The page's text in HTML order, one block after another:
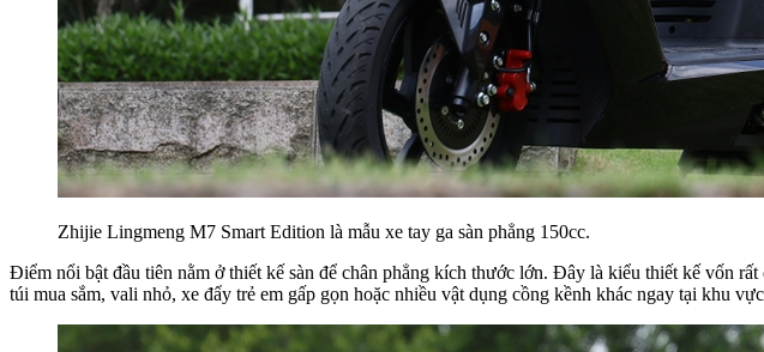
Zhijie Lingmeng M7 Smart Edition là mẫu xe tay ga sàn phẳng 150cc.
Điểm nổi bật đầu tiên nằm ở thiết kế sàn để chân phẳng kích thước lớn. Đây là kiểu thiết kế vốn
túi mua sắm, vali nhỏ, xe đẩy trẻ em gấp gọn hoặc nhiều vật dụng cồng kềnh khác ngay tại khu